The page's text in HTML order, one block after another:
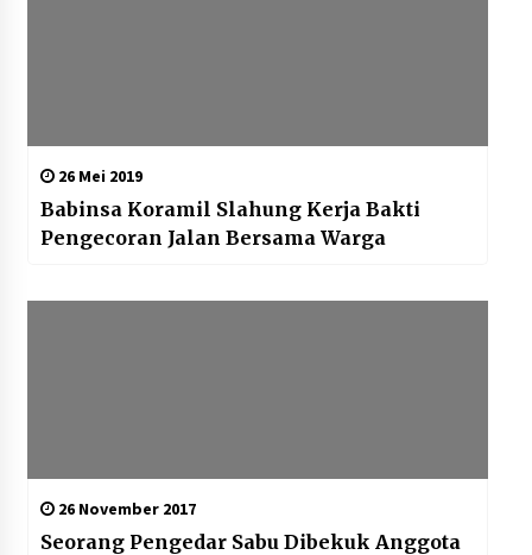
26 Mei 2019
Babinsa Koramil Slahung Kerja Bakti
Pengecoran Jalan Bersama Warga
26 November 2017
Seorang Pengedar Sabu Dibekuk Anggota